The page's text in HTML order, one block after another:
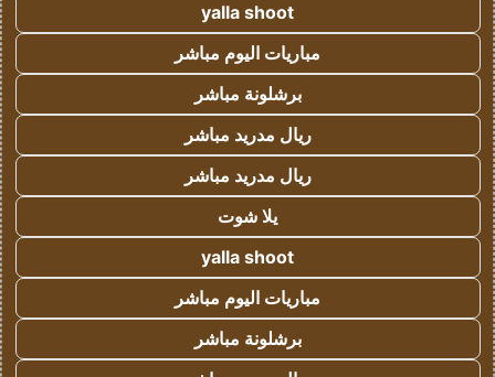
yalla shoot
مباريات اليوم مباشر
برشلونة مباشر
ريال مدريد مباشر
ريال مدريد مباشر
يلا شوت
yalla shoot
مباريات اليوم مباشر
برشلونة مباشر